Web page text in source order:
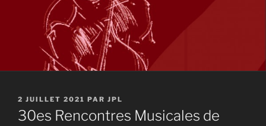
PUBLIÉ
LE
2 JUILLET 2021 PAR JPL
30es Rencontres Musicales de